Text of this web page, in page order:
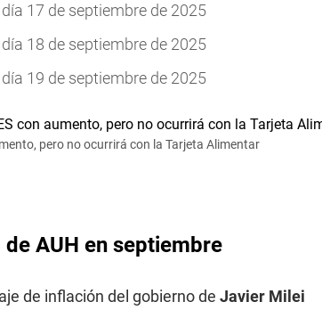
17 de septiembre de 2025
18 de septiembre de 2025
19 de septiembre de 2025
pero no ocurrirá con la Tarjeta Alimentar
AUH en septiembre
de inflación del gobierno de Javier Milei